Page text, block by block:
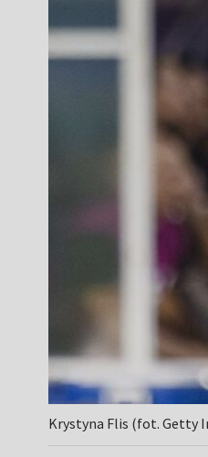
Krystyna Flis (fot. Getty